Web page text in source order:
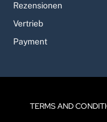
Rezensionen
Vertrieb
Payment
TERMS AND